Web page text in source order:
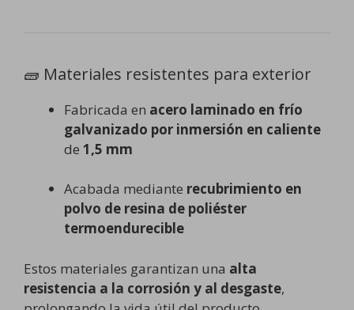
🧱 Materiales resistentes para exterior
Fabricada en acero laminado en frío
galvanizado por inmersión en caliente
de 1,5 mm
Acabada mediante recubrimiento en
polvo de resina de poliéster
termoendurecible
Estos materiales garantizan una alta
resistencia a la corrosión y al desgaste,